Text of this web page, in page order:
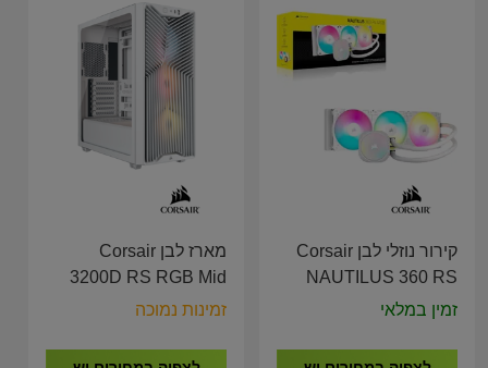
קירור נוזלי לבן Corsair
NAUTILUS 360 RS
ARGB Liquid CPU
WW
זמין במלאי
מארז לבן Corsair
3200D RS RGB Mid
Tower CASE White
זמינות נמוכה